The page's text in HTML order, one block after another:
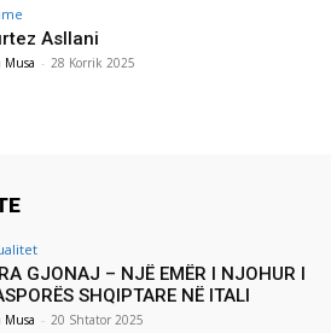
Asllani
Musa - 28 Korrik 2025
GJONAJ – NJË EMËR I NJOHUR I
SHQIPTARE NË ITALI
Musa - 20 Shtator 2025